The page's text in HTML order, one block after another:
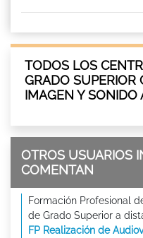
TODOS LOS
GRADO SUPERIOR
IMAGEN Y SONIDO
OTROS USUARIOS
COMENTAN
Formación Profesional
de Grado Superior a
FP Realización de